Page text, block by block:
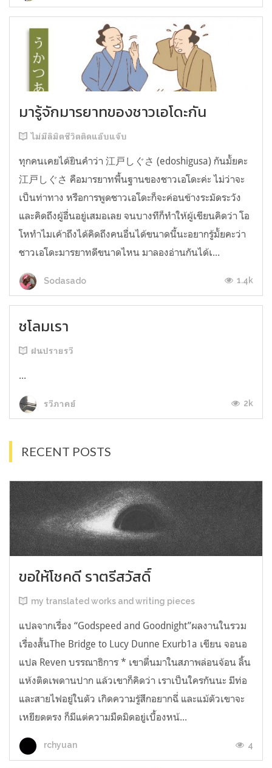
มารู้จักมารยาทของชาวเอโดะกัน
ไม่มีลิมิตชีวิตติดแอ๊บแจ๊บ
ทุกคนเคยได้ยินคำว่า 江戸しぐさ (edoshigusa) กันมั้ยคะ
江戸しぐさ คือมารยาทพื้นฐานของชาวเอโดะค่ะ ไม่ว่าจะ
เป็นท่าทาง หรือการพูดชาวเอโดะก็จะค่อนข้างระมัดระวัง
และคิดถึงผู้อื่นอยู่เสมอเลย จนบางทีก็ทำให้ผู้เขียนคิดว่า โอ
โหทำไมเค้าถึงได้คิดถึงคนอื่นได้ขนาดนี้นะอยากรู้มั้ยคะว่า
ชาวเอโดะมารยาทดีขนาดไหน มาลองอ่านกันได้เ...
Sodasado 1.4k
ชโลมเรา
ฝนปรายรวี
...
รวีภาคย์ 2k
RECENT POSTS
ขอให้โชคดี ราตรีสวัสดิ์
my translated works and writing pieces
แปลจากเรื่อง “Godspeed and Goodnight”ผลงานในรวม
เรื่องสั้นThe Bridge to Lucy Dunne Exurb1a เขียน จอนอ
แปล Reven บรรณาธิการ * เขาตื่นมาในสภาพล่อนจ้อน ลิ้น
แห้งติดเพดานปาก แล้วเขาก็คิดว่า เราเป็นใครกันนะ มีท่อ
และสายไฟอยู่ในตัว เกิดความรู้สึกอยากฉี่ และแม้ตัวเขาจะ
เหยียดตรง ก็มีแต่ความมืดมิดอยู่เบื้องหน้...
rchyuan 4